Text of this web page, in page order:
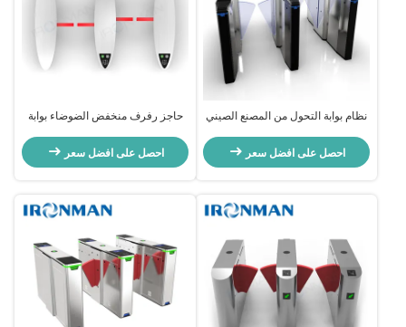
نظام بوابة التحول من المصنع الصيني
احصل على افضل سعر
حاجز رفرف منخفض الضوضاء بوابة
الصوت / الضوء
احصل على افضل سعر